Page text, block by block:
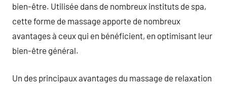
bien-être. Utilisée dans de nombreux instituts de spa,
cette forme de massage apporte de nombreux
avantages à ceux qui en bénéficient, en optimisant leur
bien-être général.
Un des principaux avantages du massage de relaxation